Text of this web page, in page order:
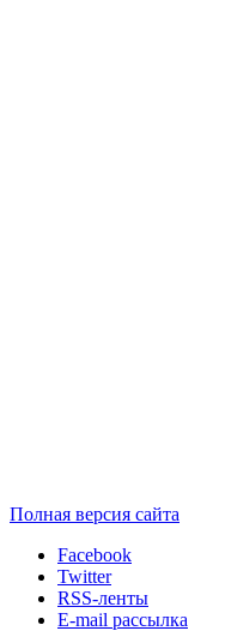
Полная версия сайта
Facebook
Twitter
RSS-ленты
E-mail рассылка